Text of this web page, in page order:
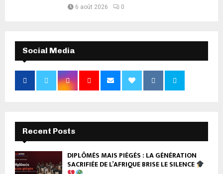
6 août 2026 0
Social Media
Recent Posts
DIPLÔMÉS MAIS PIÉGÉS : LA GÉNÉRATION
SACRIFIÉE DE L’AFRIQUE BRISE LE SILENCE